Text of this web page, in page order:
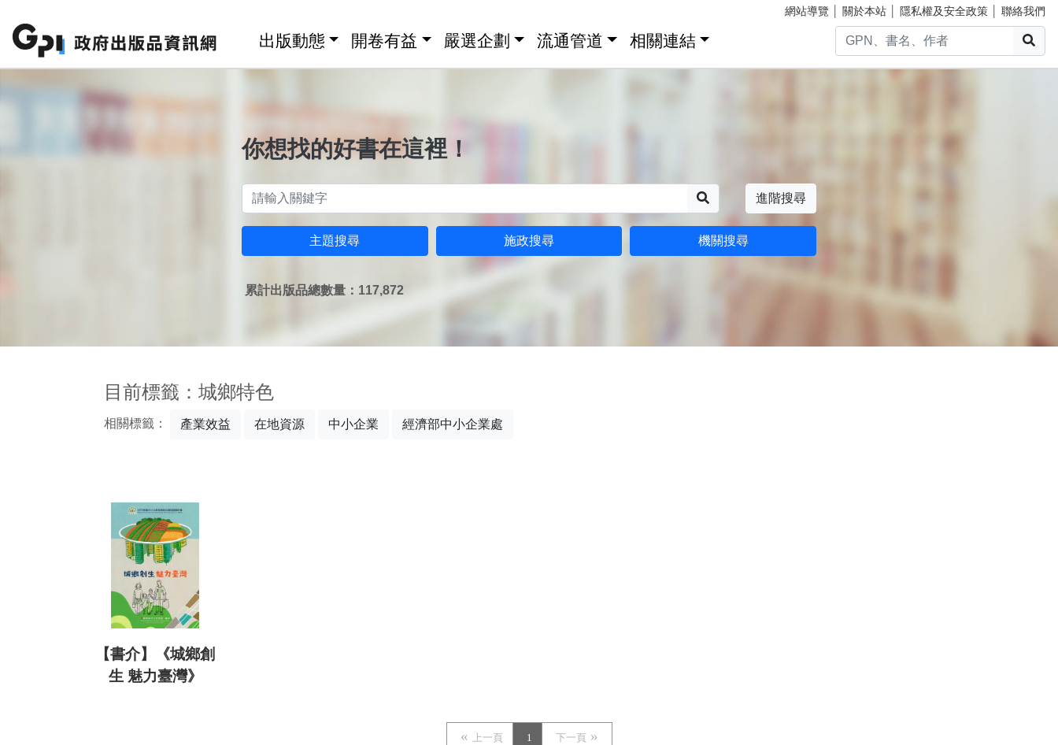
網站導覽 關於本站 隱私權及安全政策 聯絡我們
出版動態 開卷有益 嚴選企劃 流通管道 相關連結
你想找的好書在這裡！
進階搜尋
主題搜尋 施政搜尋 機關搜尋
累計出版品總數量：117,872
目前標籤：城鄉特色
相關標籤： 產業效益 在地資源 中小企業 經濟部中小企業處
【書介】《城鄉創
生 魅力臺灣》
上一頁 1 下一頁